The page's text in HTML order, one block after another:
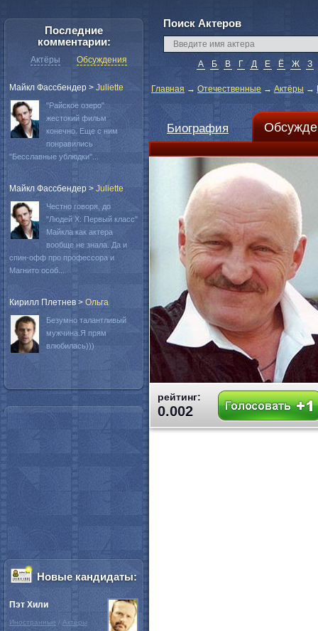
Поиск Актеров
А Б В Г Д Е Ё Ж З
Главная → Отечественные → Актёры →
Биография
рейтинг:
0.002
Последние
комментарии:
Актёры Обсуждения
Майкл Фассбендер > Juliette
"Райское озеро"
жестокий фильм
конечно. Еще с ним
понравились
"Бесславные ублюдки"...
Майкл Фассбендер > Juliette
Честно говоря, до
"Людей Х: Первый класс"
Майкла как актера
вообще не знала. Да и
спин-офф про профессора и
Магнито особ...
Кирилл Плетнев > Oльга
Безумно талантливый
мужчина.Я прям
влюбилась)))
Новые кандидаты:
Пэт Хили
Иностранные / Актёры